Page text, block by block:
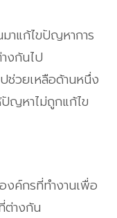
าแก้ไขปัญหาการ
งกันไป
ช่วยเหลือด้านหนึ่ง
ญหาไม่ถูกแก้ไข
งค์กรที่ทำงานเพื่อ
ต่างกัน